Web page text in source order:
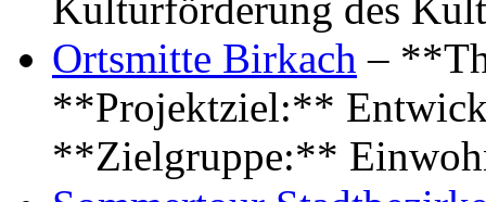
Ortsmitte Birkach –
**Projektziel:**
**Zielgruppe:**